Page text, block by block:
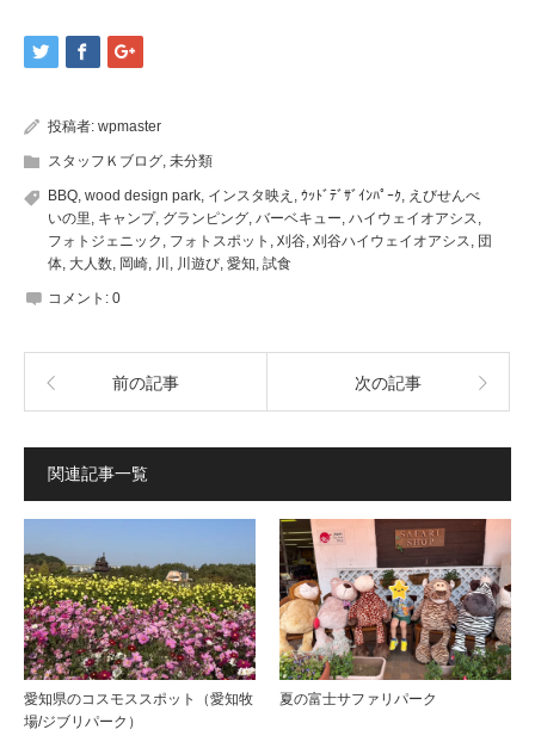
し
て
Twitter
で
(新
し
ウ
ィ
ン
ド
ウ
開
き
ま
す)
し
て
Google+
で
し
ウ
ィ
ン
ド
ウ
で
開
き
ま
投稿者: wpmaster
スタッフＫブログ, 未分類
BBQ, wood design park, インスタ映え , ｳｯﾄﾞﾃﾞｻﾞｲﾝﾊﾟｰｸ, えびせんべ
いの里, キャンプ, グランピング, バーベキュー, ハイウェイオアシス,
フォトジェニック , フォトスポット , 刈谷, 刈谷ハイウェイオアシス, 団
体, 大人数, 岡崎, 川 , 川遊び, 愛知, 試食
コメント: 0
前の記事 次の記事
関連記事一覧
愛知県のコスモススポット（愛知牧
場/ジブリパーク）
夏の富士サファリパーク